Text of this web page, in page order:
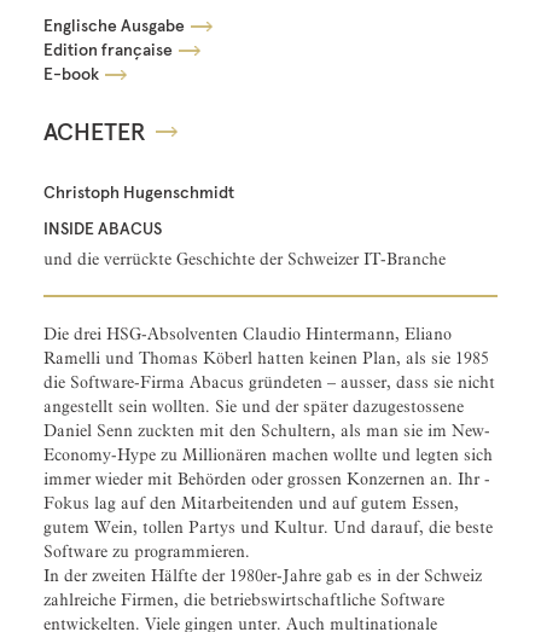
Englische Ausgabe
Edition française
E-book
ACHETER
Christoph Hugenschmidt
INSIDE ABACUS
und die verrückte Geschichte der Schweizer IT-Branche
Die drei HSG-Absolventen Claudio Hintermann, Eliano
Ramelli und Thomas Köberl hatten keinen Plan, als sie 1985
die Software-Firma Abacus gründeten – ausser, dass sie nicht
angestellt sein wollten. Sie und der später dazugestossene
Daniel Senn zuckten mit den Schultern, als man sie im New-
Economy-Hype zu Millionären machen wollte und legten sich
immer wieder mit Behörden oder grossen Konzernen an. Ihr ­
Fokus lag auf den Mitarbeitenden und auf gutem Essen,
gutem Wein, tollen Partys und Kultur. Und darauf, die beste
Software zu ­programmieren.
In der zweiten Hälfte der 1980er-Jahre gab es in der Schweiz
zahlreiche Firmen, die betriebswirtschaftliche Software
entwickelten. Viele gingen unter. Auch multi­nationale